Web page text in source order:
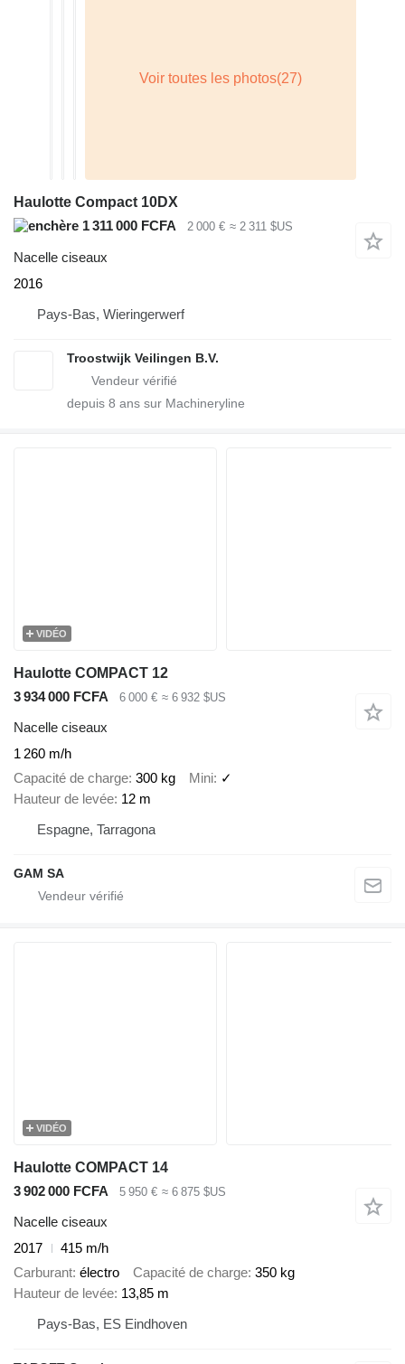
Haulotte Compact 10DX
1 311 000 FCFA
2 000 € ≈ 2 311 $US
Nacelle ciseaux
2016
Pays-Bas, Wieringerwerf
Troostwijk Veilingen B.V.
depuis 8 ans sur Machineryline
VIDÉO
Haulotte COMPACT 12
3 934 000 FCFA
6 000 € ≈ 6 932 $US
Nacelle ciseaux
1 260 m/h
Capacité de charge 300 kg Mini ✓
Hauteur de levée 12 m
Espagne, Tarragona
GAM SA
VIDÉO
Haulotte COMPACT 14
3 902 000 FCFA
5 950 € ≈ 6 875 $US
Nacelle ciseaux
2017
415 m/h
Carburant électro Capacité de charge 350 kg
Hauteur de levée 13,85 m
Pays-Bas, ES Eindhoven